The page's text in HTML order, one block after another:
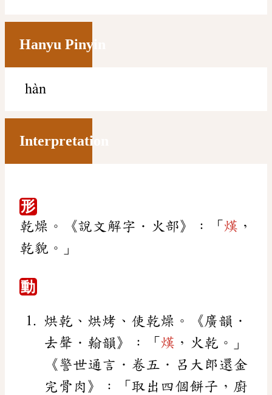
Hanyu Pinyin
hàn
Interpretation
形
乾燥。《說文解字．火部》：「 熯 ，
乾貌。」
動
烘乾、烘烤、使乾燥。《廣韻．
去聲．翰韻》：「 熯 ，火乾。」
《警世通言．卷五．呂大郎還金
完骨肉》：「取出四個餅子，廚